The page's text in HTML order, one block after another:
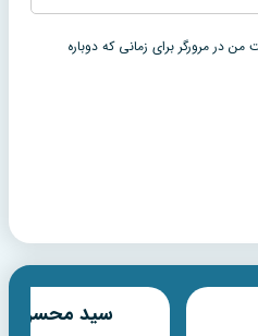
من در مرورگر برای زمانی که دوباره
سید محسن